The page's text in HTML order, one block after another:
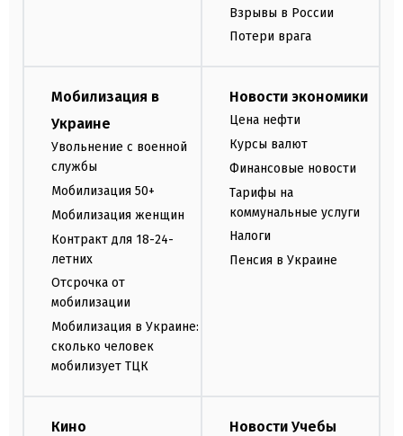
Взрывы в России
Потери врага
Мобилизация в
Украине
Увольнение с военной
службы
Мобилизация 50+
Мобилизация женщин
Контракт для 18-24-
летних
Отсрочка от
мобилизации
Мобилизация в Украине:
сколько человек
мобилизует ТЦК
Новости экономики
Цена нефти
Курсы валют
Финансовые новости
Тарифы на
коммунальные услуги
Налоги
Пенсия в Украине
Кино Новости Учебы